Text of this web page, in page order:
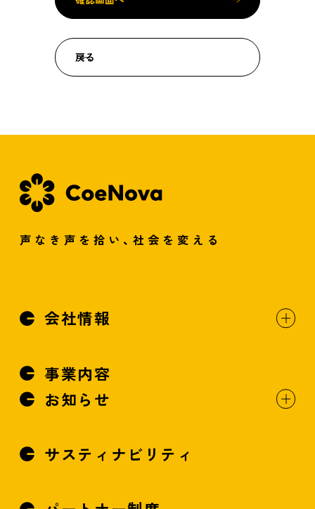
戻る
声なき声を拾い、社会を変える
会社情報
事業内容
お知らせ
サスティナビリティ